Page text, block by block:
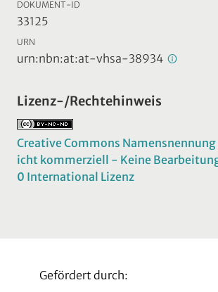
DOKUMENT-ID
33125
URN
urn:nbn:at:at-vhsa-38934
Lizenz-/Rechtehinweis
Creative Commons
icht kommerziell - Keine
0 International Lizenz
Gefördert durch: